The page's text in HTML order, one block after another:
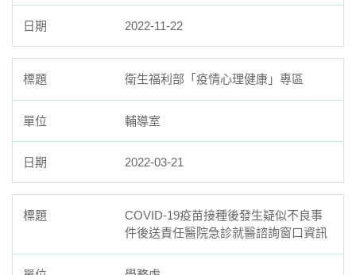
2022-11-22
衛生福利部「疫情心理健康」專區
輔導室
2022-03-21
COVID-19疫苗接種後發生疑似不良事
件後送責任醫院急診就醫諮詢窗口資訊